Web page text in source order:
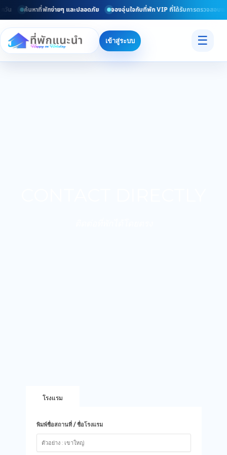
น ค้นหาที่พักง่ายๆ และปลอดภัย จองอุ่นใจกับที่พัก VIP ที่ได้รับการตรวจสอบแล้
เข้าสู่ระบบ ☰
โรงแรม
พิมพ์ชื่อสถานที่ / ชื่อโรงแรม